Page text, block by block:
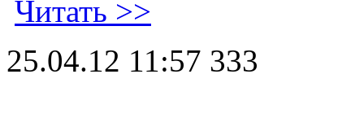
Читать >>
25.04.12 11:57 333